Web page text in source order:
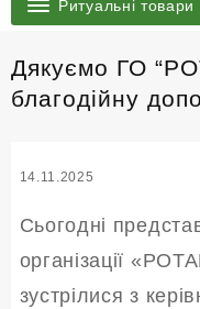
Ритуальні товари
Дякуємо ГО
благодійну
14.11.2025
Сьогодні
організації
зустрілися з